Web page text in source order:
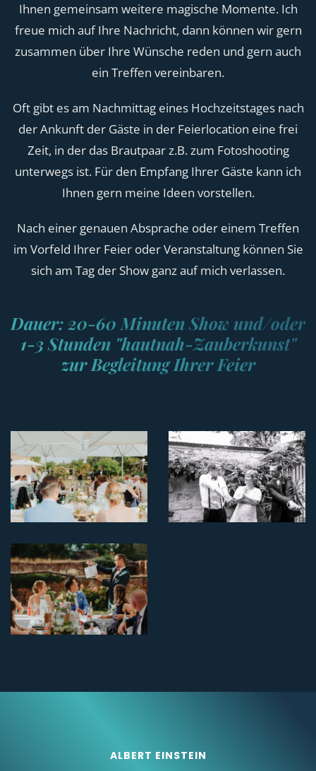
Ihnen gemeinsam weitere magische Momente. Ich
freue mich auf Ihre Nachricht, dann können wir gern
zusammen über Ihre Wünsche reden und gern auch
ein Treffen vereinbaren.
Oft gibt es am Nachmittag eines Hochzeitstages nach
der Ankunft der Gäste in der Feierlocation eine frei
Zeit, in der das Brautpaar z.B. zum Fotoshooting
unterwegs ist. Für den Empfang Ihrer Gäste kann ich
Ihnen gern meine Ideen vorstellen.
Nach einer genauen Absprache oder einem Treffen
im Vorfeld Ihrer Feier oder Veranstaltung können Sie
sich am Tag der Show ganz auf mich verlassen.
Dauer: 20-60 Minuten Show und/oder
1-3 Stunden "hautnah-Zauberkunst"
zur Begleitung Ihrer Feier
ALBERT EINSTEIN